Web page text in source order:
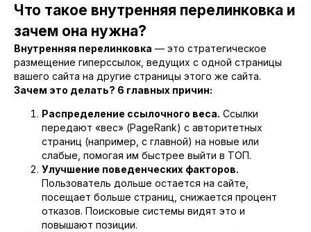
Что такое внутренняя перелинковка и
зачем она нужна?
Внутренняя перелинковка — это стратегическое
размещение гиперссылок, ведущих с одной страницы
вашего сайта на другие страницы этого же сайта.
Зачем это делать? 6 главных причин:
Распределение ссылочного веса. Ссылки
передают «вес» (PageRank) с авторитетных
страниц (например, с главной) на новые или
слабые, помогая им быстрее выйти в ТОП.
Улучшение поведенческих факторов.
Пользователь дольше остается на сайте,
посещает больше страниц, снижается процент
отказов. Поисковые системы видят это и
повышают позиции.